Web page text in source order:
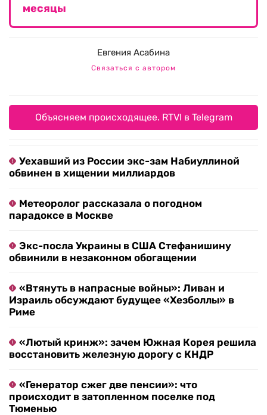
месяцы
Евгения Асабина
Связаться с автором
Объясняем происходящее. RTVI в Telegram
Уехавший из России экс-зам Набиуллиной
обвинен в хищении миллиардов
Метеоролог рассказала о погодном
парадоксе в Москве
Экс-посла Украины в США Стефанишину
обвинили в незаконном обогащении
«Втянуть в напрасные войны»: Ливан и
Израиль обсуждают будущее «Хезболлы» в
Риме
«Лютый кринж»: зачем Южная Корея решила
восстановить железную дорогу с КНДР
«Генератор сжег две пенсии»: что
происходит в затопленном поселке под
Тюменью